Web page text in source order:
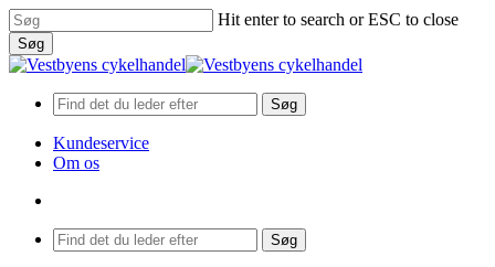
Skip
to
main
content
Hit enter to search or ESC to close
Søg
Close
Søg
Kundeservice
Om os
Menu
Søg